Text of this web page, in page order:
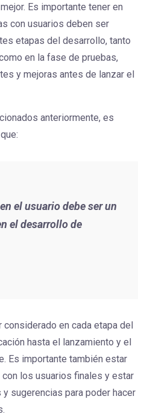
Es importante tener en
con usuarios deben ser
etapas del desarrollo, tanto
en la fase de pruebas,
y mejoras antes de lanzar el
anteriormente, es
el usuario debe ser un
el desarrollo de
en cada etapa del
hasta el lanzamiento y el
Es importante también estar
los usuarios finales y estar
sugerencias para poder hacer